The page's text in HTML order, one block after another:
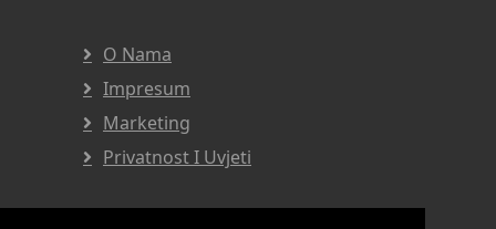
O Nama
Impresum
Marketing
Privatnost I Uvjeti